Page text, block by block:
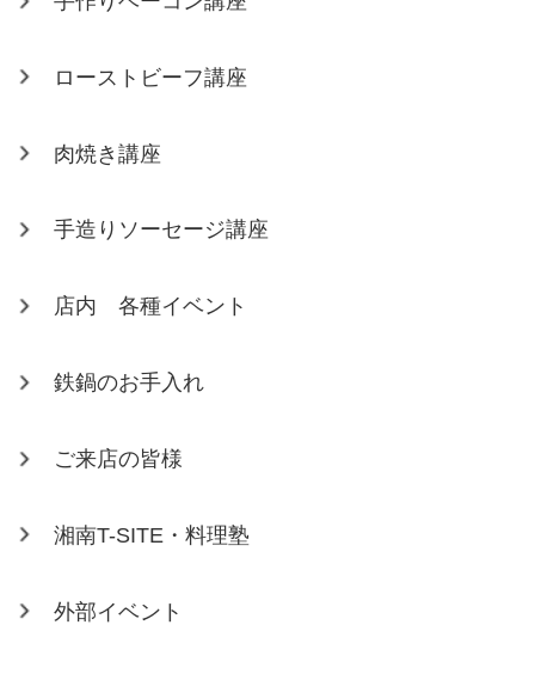
ローストビーフ講座
肉焼き講座
手造りソーセージ講座
店内 各種イベント
鉄鍋のお手入れ
ご来店の皆様
湘南T-SITE・料理塾
外部イベント